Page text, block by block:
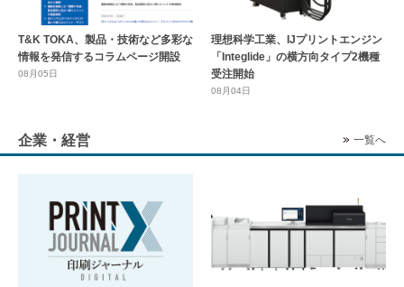
T&K TOKA、製品・技術など多彩な
情報を発信するコラムページ開設
08月05日
理想科学工業、IJプリントエンジン
「Integlide」の横方向タイプ2機種
受注開始
08月04日
企業・経営 一覧へ